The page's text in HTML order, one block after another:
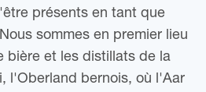
présents en tant que
sommes en premier lieu
bière et les distillats de la
l'Oberland bernois, où l'Aar